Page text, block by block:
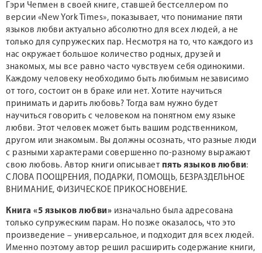
Гэри Чепмен в своей книге, ставшей бестселлером по
версии «New York Times», показывает, что понимание пяти
языков любви актуально абсолютно для всех людей, а не
только для супружеских пар. Несмотря на то, что каждого из
нас окружает большое количество родных, друзей и
знакомых, мы все равно часто чувствуем себя одинокими.
Каждому человеку необходимо быть любимым независимо
от того, состоит он в браке или нет. Хотите научиться
принимать и дарить любовь? Тогда вам нужно будет
научиться говорить с человеком на понятном ему языке
любви. Этот человек может быть вашим родственником,
другом или знакомым. Вы должны осознать, что разные люди
с разными характерами совершенно по-разному выражают
свою любовь. Автор книги описывает пять языков любви:
СЛОВА ПООЩРЕНИЯ, ПОДАРКИ, ПОМОЩЬ, БЕЗРАЗДЕЛЬНОЕ
ВНИМАНИЕ, ФИЗИЧЕСКОЕ ПРИКОСНОВЕНИЕ.
Книга «5 языков любви» изначально была адресована
только супружеским парам. Но позже оказалось, что это
произведение – универсальное, и подходит для всех людей.
Именно поэтому автор решил расширить содержание книги,